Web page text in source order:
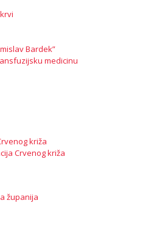
Bardek”
medicinu
križa
Crvenog križa
županija